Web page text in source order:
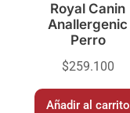
Royal Canin
Anallergenic
Perro
$259.100
Añadir al carrito